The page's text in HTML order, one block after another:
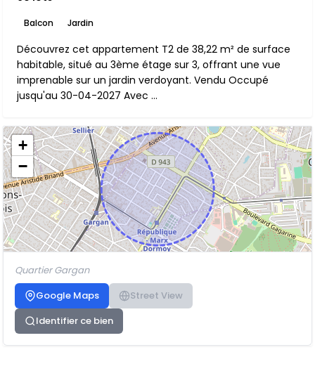
Balcon Jardin
Découvrez cet appartement T2 de 38,22 m² de surface
habitable, situé au 3ème étage sur 3, offrant une vue
imprenable sur un jardin verdoyant. Vendu Occupé
jusqu'au 30-04-2027 Avec ...
+
−
Quartier Gargan
Google Maps
Street View
Identifier ce bien